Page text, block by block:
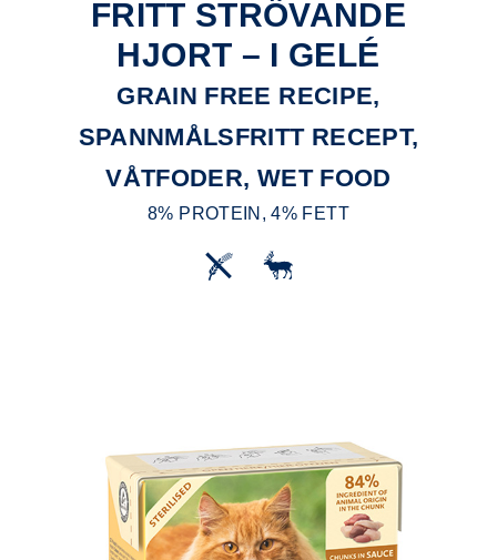
FRITT STRÖVANDE
HJORT – I GELÉ
GRAIN FREE RECIPE,
SPANNMÅLSFRITT RECEPT,
VÅTFODER, WET FOOD
8% PROTEIN, 4% FETT